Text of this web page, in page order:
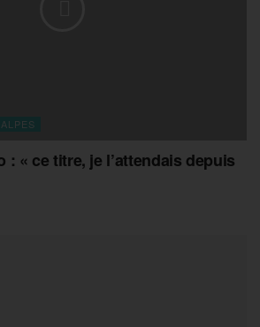
: « ce titre, je l’attendais depuis